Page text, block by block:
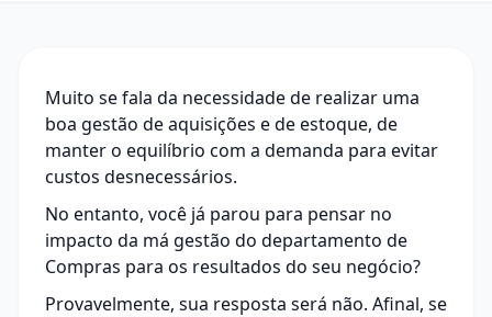
Muito se fala da necessidade de realizar uma
boa gestão de aquisições e de estoque, de
manter o equilíbrio com a demanda para evitar
custos desnecessários.
No entanto, você já parou para pensar no
impacto da má gestão do departamento de
Compras para os resultados do seu negócio?
Provavelmente, sua resposta será não. Afinal, se